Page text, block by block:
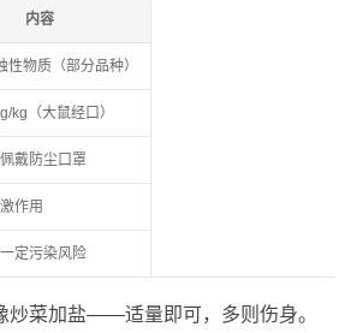
内容
性物质（部分品种）
kg（大鼠经口）
戴防尘口罩
作用
定污染风险
炒菜加盐——适量即可，多则伤身。